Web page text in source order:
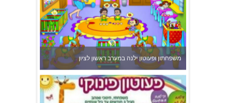
פעוטון פינוקי במודיעין